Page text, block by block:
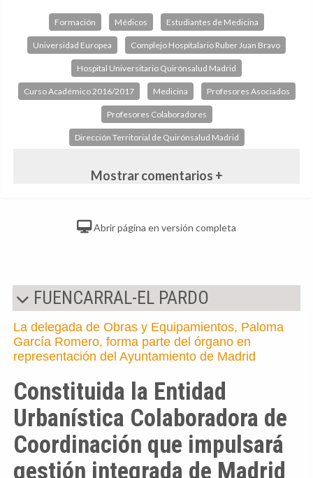
Formación Médicos Estudiantes de Medicina
Universidad Europea Complejo Hospitalario Ruber Juan Bravo
Hospital Universitario Quirónsalud Madrid
Curso Académico 2016/2017 Medicina Profesores Asociados
Profesores Colaboradores
Dirección Territorial de Quirónsalud Madrid
Mostrar comentarios +
Abrir página en versión completa
FUENCARRAL-EL PARDO
La delegada de Obras y Equipamientos, Paloma
García Romero, forma parte del órgano en
representación del Ayuntamiento de Madrid
Constituida la Entidad
Urbanística Colaboradora de
Coordinación que impulsará
gestión integrada de Madrid